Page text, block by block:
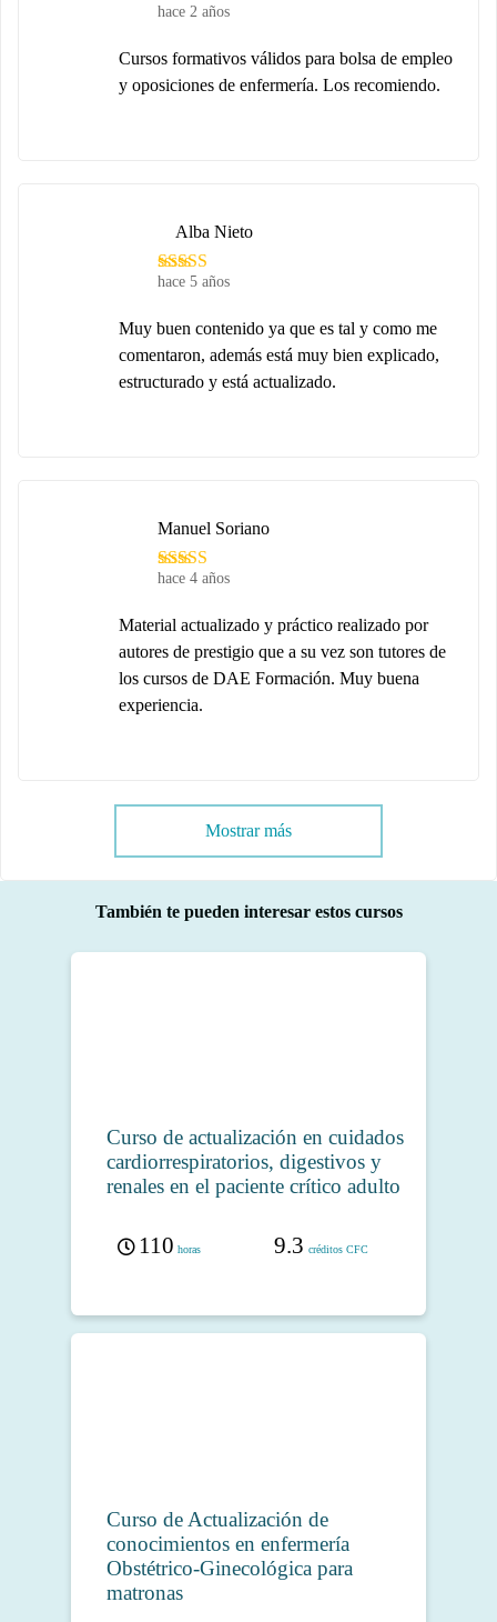
hace 2 años
Cursos formativos válidos para bolsa de empleo
y oposiciones de enfermería. Los recomiendo.
hace 5 años
Alba Nieto
Muy buen contenido ya que es tal y como me
comentaron, además está muy bien explicado,
estructurado y está actualizado.
hace 4 años
Manuel Soriano
Material actualizado y práctico realizado por
autores de prestigio que a su vez son tutores de
los cursos de DAE Formación. Muy buena
experiencia.
Mostrar más
También te pueden interesar estos cursos
Curso de actualización en cuidados
cardiorrespiratorios, digestivos y
renales en el paciente crítico adulto
110 horas 9.3 créditos CFC
Curso de Actualización de
conocimientos en enfermería
Obstétrico-Ginecológica para
matronas